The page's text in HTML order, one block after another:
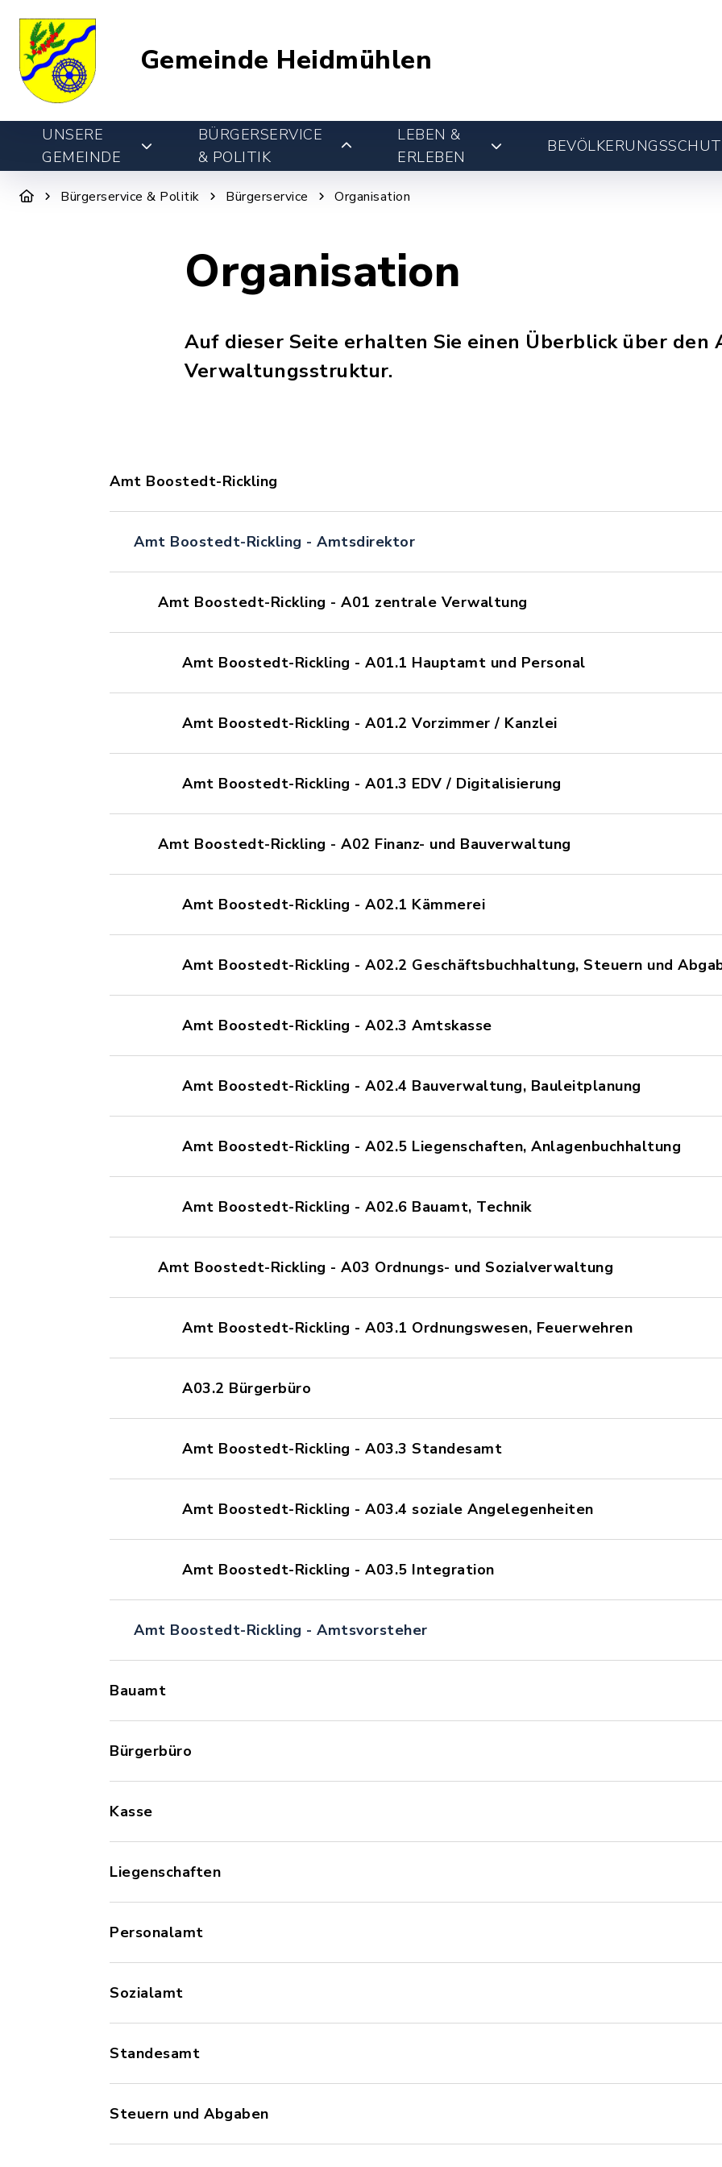
Gemeinde Heidmühlen
UNSERE
GEMEINDE
BÜRGERSERVICE
& POLITIK
LEBEN &
ERLEBEN
Bürgerservice & Politik Bürgerservice Organisation
Organisation
Auf dieser Seite erhalten Sie einen Überblick über den
Verwaltungsstruktur.
Amt Boostedt-Rickling
Amt Boostedt-Rickling - Amtsdirektor
Amt Boostedt-Rickling - A01 zentrale Verwaltung
Amt Boostedt-Rickling - A01.1 Hauptamt und Personal
Amt Boostedt-Rickling - A01.2 Vorzimmer / Kanzlei
Amt Boostedt-Rickling - A01.3 EDV / Digitalisierung
Amt Boostedt-Rickling - A02 Finanz- und Bauverwaltung
Amt Boostedt-Rickling - A02.1 Kämmerei
Amt Boostedt-Rickling - A02.2 Geschäftsbuchhaltung, Steuern und
Amt Boostedt-Rickling - A02.3 Amtskasse
Amt Boostedt-Rickling - A02.4 Bauverwaltung, Bauleitplanung
Amt Boostedt-Rickling - A02.5 Liegenschaften, Anlagenbuchhaltung
Amt Boostedt-Rickling - A02.6 Bauamt, Technik
Amt Boostedt-Rickling - A03 Ordnungs- und Sozialverwaltung
Amt Boostedt-Rickling - A03.1 Ordnungswesen, Feuerwehren
A03.2 Bürgerbüro
Amt Boostedt-Rickling - A03.3 Standesamt
Amt Boostedt-Rickling - A03.4 soziale Angelegenheiten
Amt Boostedt-Rickling - A03.5 Integration
Amt Boostedt-Rickling - Amtsvorsteher
Bauamt
Bürgerbüro
Kasse
Liegenschaften
Personalamt
Sozialamt
Standesamt
Steuern und Abgaben